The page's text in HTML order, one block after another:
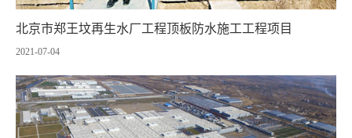
北京市郑王坟再生水厂工程顶板防水施工工程项目
2021-07-04